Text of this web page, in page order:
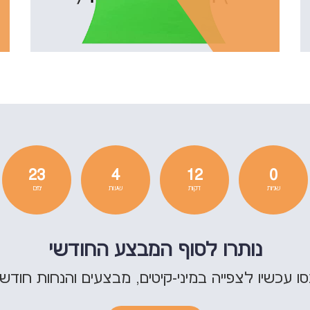
23
ימים
4
שעות
11
דקות
58
שניות
נותרו לסוף המבצע החודשי
עכשיו לצפייה במיני-קיטים, מבצעים והנחות